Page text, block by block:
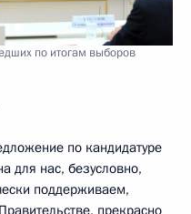
по итогам выборов
по кандидатуре
для нас, безусловно,
поддерживаем,
прекрасно